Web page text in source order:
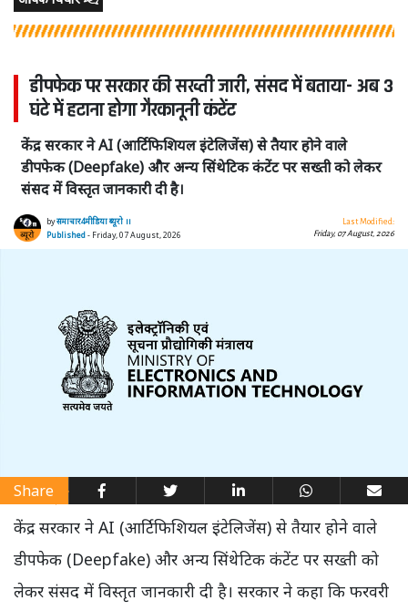
डीपफेक पर सरकार की सख्ती जारी, संसद में बताया- अब 3
घंटे में हटाना होगा गैरकानूनी कंटेंट
केंद्र सरकार ने AI (आर्टिफिशियल इंटेलिजेंस) से तैयार होने वाले
डीपफेक (Deepfake) और अन्य सिंथेटिक कंटेंट पर सख्ती को लेकर
संसद में विस्तृत जानकारी दी है।
byसमाचार4मीडिया ब्यूरो ।।
Published- Friday, 07 August, 2026
Last Modified:
Friday, 07 August, 2026
Share
केंद्र सरकार ने AI (आर्टिफिशियल इंटेलिजेंस) से तैयार होने वाले
डीपफेक (Deepfake) और अन्य सिंथेटिक कंटेंट पर सख्ती को
लेकर संसद में विस्तृत जानकारी दी है। सरकार ने कहा कि फरवरी